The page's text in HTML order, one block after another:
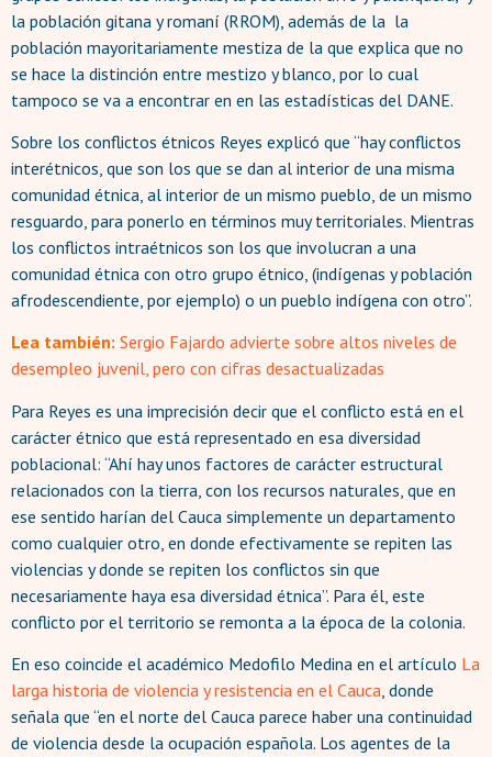
la población gitana y romaní (RROM), además de la la
población mayoritariamente mestiza de la que explica que no
se hace la distinción entre mestizo y blanco, por lo cual
tampoco se va a encontrar en en las estadísticas del DANE.
Sobre los conflictos étnicos Reyes explicó que “hay conflictos
interétnicos, que son los que se dan al interior de una misma
comunidad étnica, al interior de un mismo pueblo, de un mismo
resguardo, para ponerlo en términos muy territoriales. Mientras
los conflictos intraétnicos son los que involucran a una
comunidad étnica con otro grupo étnico, (indígenas y población
afrodescendiente, por ejemplo) o un pueblo indígena con otro”.
Lea también: Sergio Fajardo advierte sobre altos niveles de
desempleo juvenil, pero con cifras desactualizadas
Para Reyes es una imprecisión decir que el conflicto está en el
carácter étnico que está representado en esa diversidad
poblacional: “Ahí hay unos factores de carácter estructural
relacionados con la tierra, con los recursos naturales, que en
ese sentido harían del Cauca simplemente un departamento
como cualquier otro, en donde efectivamente se repiten las
violencias y donde se repiten los conflictos sin que
necesariamente haya esa diversidad étnica”. Para él, este
conflicto por el territorio se remonta a la época de la colonia.
En eso coincide el académico Medofilo Medina en el artículo La
larga historia de violencia y resistencia en el Cauca, donde
señala que “en el norte del Cauca parece haber una continuidad
de violencia desde la ocupación española. Los agentes de la